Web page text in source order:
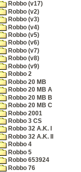
Robbo (v17)
Robbo (v2)
Robbo (v3)
Robbo (v4)
Robbo (v5)
Robbo (v6)
Robbo (v7)
Robbo (v8)
Robbo (v9)
Robbo 2
Robbo 20 MB
Robbo 20 MB A
Robbo 20 MB B
Robbo 20 MB C
Robbo 2001
Robbo 3 CS
Robbo 32 A.K. I
Robbo 32 A.K. II
Robbo 4
Robbo 5
Robbo 653924
Robbo 76